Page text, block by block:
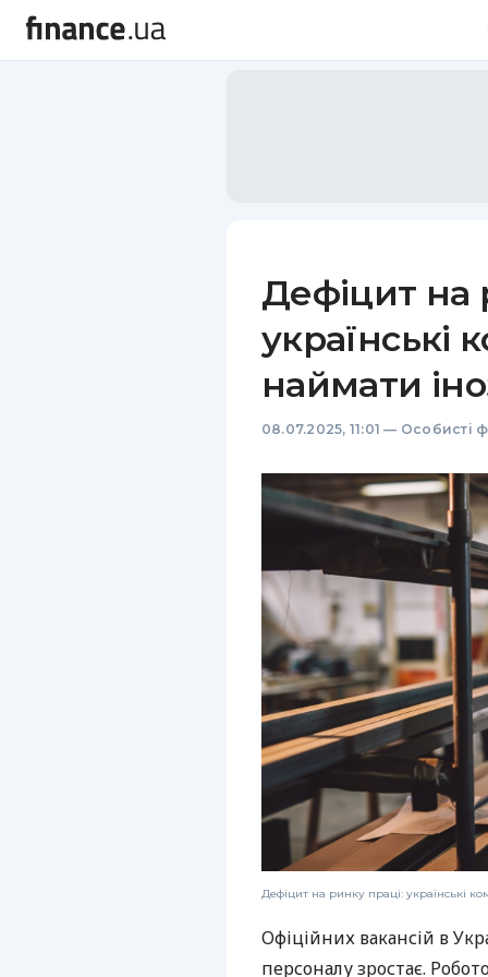
Дефіцит на
українські
наймати
08.07.2025, 11:01 — Особисті
Дефіцит на ринку праці: українські
Офіційних вакансій в
персоналу зростає.